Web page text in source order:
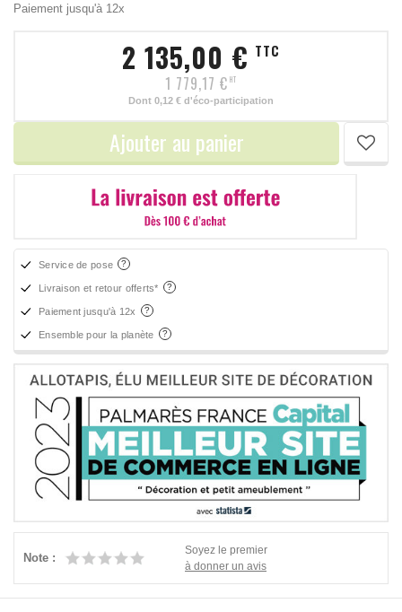
Paiement jusqu'à 12x
2 135,00 € TTC
1 779,17 € HT
Dont 0,12 € d'éco-participation
Ajouter au panier
Service de pose
Livraison et retour offerts*
Paiement jusqu'à 12x
Ensemble pour la planète
Note :
Soyez le premier
à donner un avis